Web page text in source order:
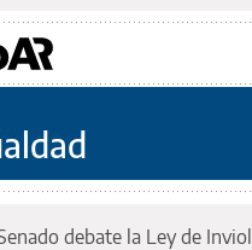
debate la Ley de